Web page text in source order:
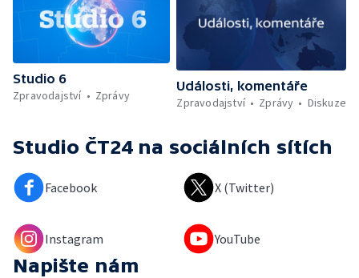
Studio 6
Zpravodajství
Zprávy
Události, komentáře
Zpravodajství
Zprávy Diskuze
Studio ČT24 na sociálních sítích
Facebook X (Twitter)
Instagram YouTube
Napište nám